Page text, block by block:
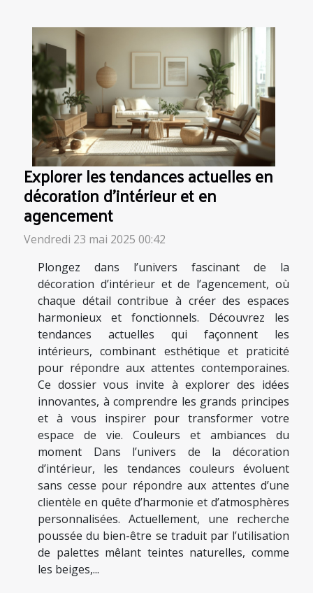
Explorer les tendances actuelles en
décoration d'intérieur et en
agencement
Vendredi 23 mai 2025 00:42
Plongez dans l’univers fascinant de la
décoration d’intérieur et de l’agencement, où
chaque détail contribue à créer des espaces
harmonieux et fonctionnels. Découvrez les
tendances actuelles qui façonnent les
intérieurs, combinant esthétique et praticité
pour répondre aux attentes contemporaines.
Ce dossier vous invite à explorer des idées
innovantes, à comprendre les grands principes
et à vous inspirer pour transformer votre
espace de vie. Couleurs et ambiances du
moment Dans l’univers de la décoration
d’intérieur, les tendances couleurs évoluent
sans cesse pour répondre aux attentes d’une
clientèle en quête d’harmonie et d’atmosphères
personnalisées. Actuellement, une recherche
poussée du bien-être se traduit par l’utilisation
de palettes mêlant teintes naturelles, comme
les beiges,...